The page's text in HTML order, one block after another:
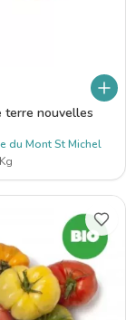
terre nouvelles
du Mont St Michel